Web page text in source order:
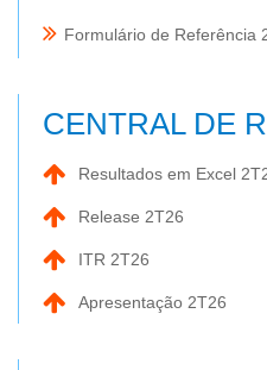
Formulário de Referência
CENTRAL DE
Resultados em Excel
Release 2T26
ITR 2T26
Apresentação 2T26